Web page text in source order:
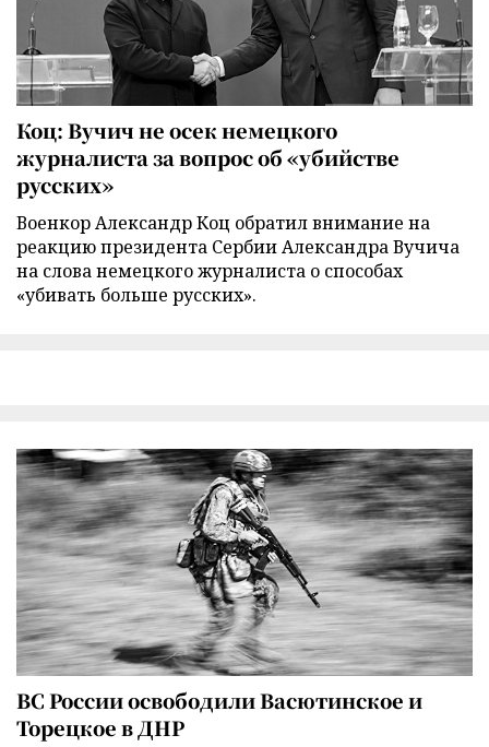
Коц: Вучич не осек немецкого
журналиста за вопрос об «убийстве
русских»
Военкор Александр Коц обратил внимание на
реакцию президента Сербии Александра Вучича
на слова немецкого журналиста о способах
«убивать больше русских».
ВС России освободили Васютинское и
Торецкое в ДНР